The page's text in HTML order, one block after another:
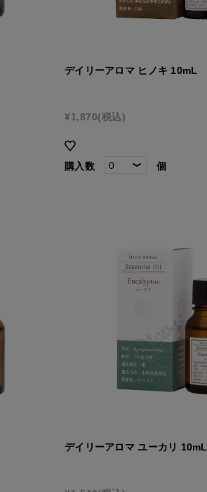
デイリーアロマ ヒノキ 10mL
¥1,870(税込)
購入数 個
デイリーアロマ ユーカリ 10mL